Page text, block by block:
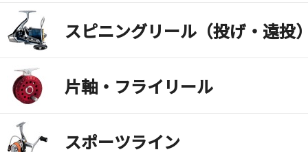
スピニングリール（投げ・遠投
片軸・フライリール
スポーツライン